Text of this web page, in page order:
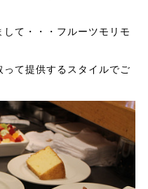
て・・・フルーツモリモ
て提供するスタイルでご